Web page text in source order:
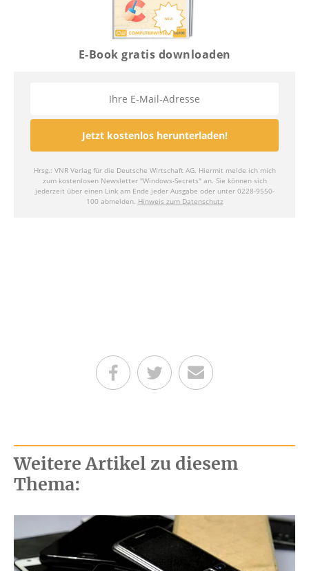
Teilen auf Facebook
Teilen auf Twitter
Per E-Mail senden
Weitere Artikel zu diesem
Thema: